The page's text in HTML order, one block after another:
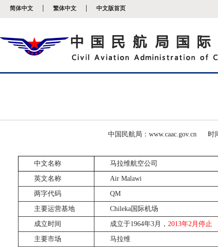
简体中文 繁体中文 中文版首页
中国民航局：www.caac.gov.cn 时
中文名称 马拉维航空公司
英文名称 Air Malawi
两字代码 QM
主要运营基地 Chileka国际机场
成立时间 成立于1964年3月， 2013年2月停止
主要市场 马拉维
开
说